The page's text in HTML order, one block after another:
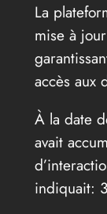
La
mise à
accès aux
À la date
avait
indiquait: